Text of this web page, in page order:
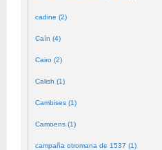
cadine (2)
Caín (4)
Cairo (2)
Calish (1)
Cambises (1)
Camoens (1)
campaña otromana de 1537 (1)